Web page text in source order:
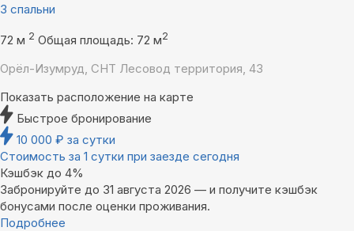
3 спальни
72 м 2 Общая площадь: 72 м2
Орёл-Изумруд, СНТ Лесовод территория, 43
Показать расположение на карте
Быстрое бронирование
10 000 ₽ за сутки
Стоимость за 1 сутки при заезде сегодня
Кэшбэк до 4%
Забронируйте до 31 августа 2026 — и получите кэшбэк
бонусами после оценки проживания.
Подробнее